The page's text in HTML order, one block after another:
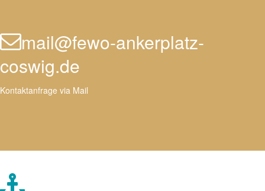
mail@fewo-ankerplatz-
coswig.de
Kontaktanfrage via Mail